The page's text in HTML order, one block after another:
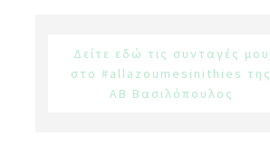
Δείτε εδώ τις συνταγές μου
στο #allazoumesinithies της
ΑΒ Βασιλόπουλος